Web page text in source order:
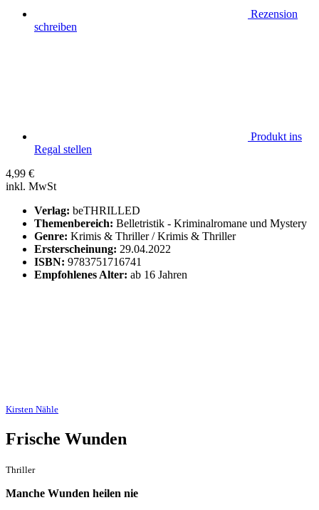
Rezension
schreiben
Produkt ins
Regal stellen
4,99 €
inkl. MwSt
Verlag: beTHRILLED
Themenbereich: Belletristik - Kriminalromane und Mystery
Genre: Krimis & Thriller / Krimis & Thriller
Ersterscheinung: 29.04.2022
ISBN: 9783751716741
Empfohlenes Alter: ab 16 Jahren
Kirsten Nähle
Frische Wunden
Thriller
Manche Wunden heilen nie